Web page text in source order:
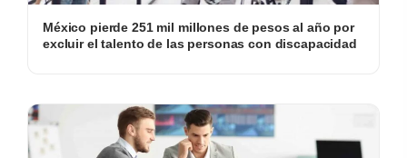
México pierde 251 mil millones de pesos al año por
excluir el talento de las personas con discapacidad